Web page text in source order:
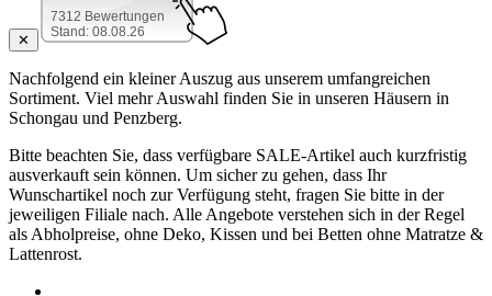
✕
7312 Bewertungen
Stand: 08.08.26
Nachfolgend ein kleiner Auszug aus unserem umfangreichen
Sortiment. Viel mehr Auswahl finden Sie in unseren Häusern in
Schongau und Penzberg.
Bitte beachten Sie, dass verfügbare SALE-Artikel auch kurzfristig
ausverkauft sein können. Um sicher zu gehen, dass Ihr
Wunschartikel noch zur Verfügung steht, fragen Sie bitte in der
jeweiligen Filiale nach. Alle Angebote verstehen sich in der Regel
als Abholpreise, ohne Deko, Kissen und bei Betten ohne Matratze &
Lattenrost.